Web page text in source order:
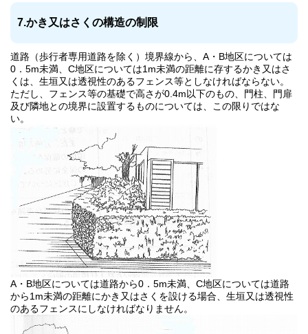
7.かき又はさくの構造の制限
道路（歩行者専用道路を除く）境界線から、A・B地区については
0．5m未満、C地区については1m未満の距離に存するかき又はさ
くは、生垣又は透視性のあるフェンス等としなければならない。
ただし、フェンス等の基礎で高さが0.4m以下のもの、門柱、門扉
及び隣地との境界に設置するものについては、この限りではな
い。
A・B地区については道路から0．5m未満、C地区については道路
から1m未満の距離にかき又はさくを設ける場合、生垣又は透視性
のあるフェンスにしなければなりません。